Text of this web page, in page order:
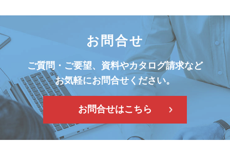
お問合せ
ご質問・ご要望、資料やカタログ請求など
お気軽にお問合せください。
お問合せはこちら